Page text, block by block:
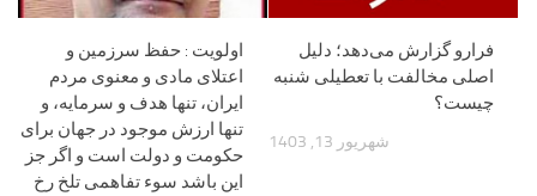
اولویت : حفظ سرزمین و
اعتلای مادی و معنوی مردم
ایران، تنها هدف و سرمایه، و
تنها ارزش‌ موجود در جهان برای
حکومت و دولت است و اگر جز
این باشد سوء تفاهمی تلخ رخ
فرارو گزارش می‌دهد؛ دلیل
اصلی مخالفت با تعطیلی شنبه
چیست؟
شهریور 13, 1403